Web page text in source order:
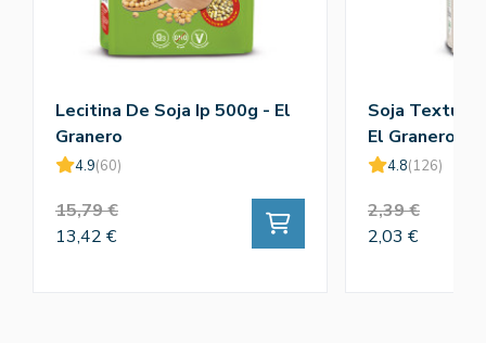
Lecitina De Soja Ip 500g - El
Granero
4.9(60)
15,79 €
13,42 €
Soja
El Granero
4.8(126)
2,39 €
2,03 €